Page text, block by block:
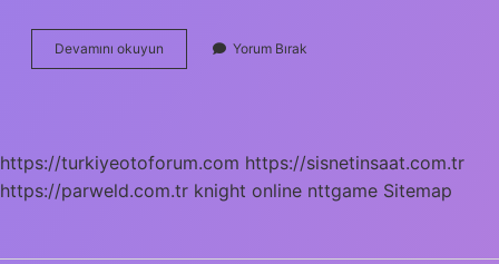
Devamını okuyun
Sanatlar
Yorum Bırak
https://turkiyeotoforum.com https://sisnetinsaat.com.tr
https://parweld.com.tr knight online nttgame Sitemap